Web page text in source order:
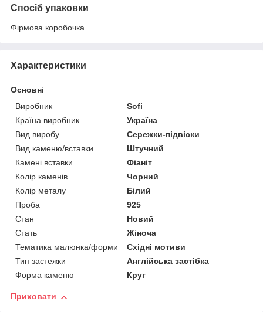
Спосіб упаковки
Фірмова коробочка
Характеристики
Основні
Виробник
Sofi
Країна виробник
Україна
Вид виробу
Сережки-підвіски
Вид каменю/вставки
Штучний
Камені вставки
Фіаніт
Колір каменів
Чорний
Колір металу
Білий
Проба
925
Стан
Новий
Стать
Жіноча
Тематика малюнка/форми
Східні мотиви
Тип застежки
Англійська застібка
Форма каменю
Круг
Приховати